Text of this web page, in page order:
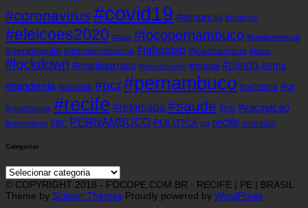
#coronavirus #covid19 #denuncia #doacao
#eleicoes2020 #eua #focopernambuco #fundaoeleitoral
#geraldojulio #hidroxicloroquina #jaboatao #joaocampos #leitos
#lockdown #mariliaarraes #miguelcoelho #mppe #olinda #oms
#pandemia #paulista #pcr#pernambuco #petrolina #pt
#rafaeldantas #recife #retomada #saude #tce #vacinacao
#vereadores FBC PERNAMBUCO POLÍTICA pp recife vereador
Categorias
Categorias
© COPYRIGHT 2018 - FOCOPE.COM.BR - RECIFE | PE | BRASIL
Theme by Scissor Themes Proudly powered by WordPress